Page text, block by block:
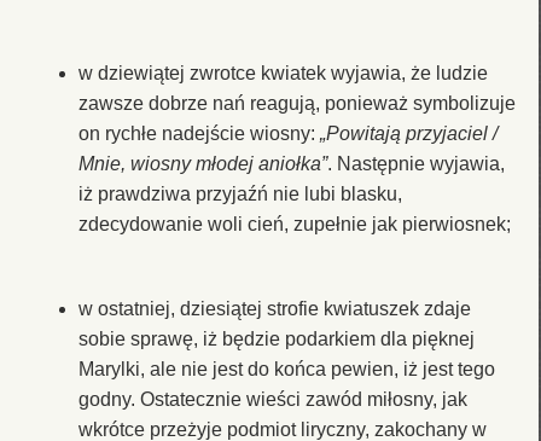
w dziewiątej zwrotce kwiatek wyjawia, że ludzie
zawsze dobrze nań reagują, ponieważ symbolizuje
on rychłe nadejście wiosny: „Powitają przyjaciel /
Mnie, wiosny młodej aniołka”. Następnie wyjawia,
iż prawdziwa przyjaźń nie lubi blasku,
zdecydowanie woli cień, zupełnie jak pierwiosnek;
w ostatniej, dziesiątej strofie kwiatuszek zdaje
sobie sprawę, iż będzie podarkiem dla pięknej
Marylki, ale nie jest do końca pewien, iż jest tego
godny. Ostatecznie wieści zawód miłosny, jak
wkrótce przeżyje podmiot liryczny, zakochany w